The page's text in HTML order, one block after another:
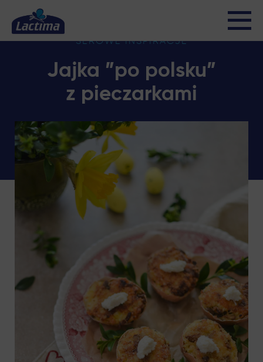
SEROWE INSPIRACJE
Jajka ”po polsku”
z pieczarkami